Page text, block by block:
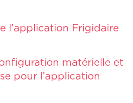
l’application Frigidaire
matérielle et
pour l’application